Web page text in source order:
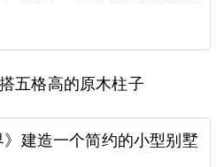
五格高的原木柱子